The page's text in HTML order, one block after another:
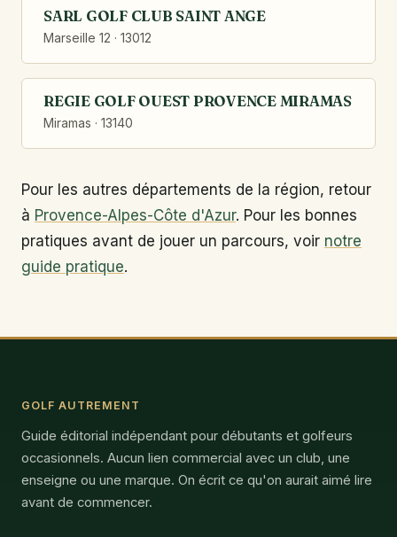
SARL GOLF CLUB SAINT ANGE
Marseille 12 · 13012
REGIE GOLF OUEST PROVENCE MIRAMAS
Miramas · 13140
Pour les autres départements de la région, retour
à Provence-Alpes-Côte d'Azur. Pour les bonnes
pratiques avant de jouer un parcours, voir notre
guide pratique.
GOLF AUTREMENT
Guide éditorial indépendant pour débutants et golfeurs
occasionnels. Aucun lien commercial avec un club, une
enseigne ou une marque. On écrit ce qu'on aurait aimé lire
avant de commencer.